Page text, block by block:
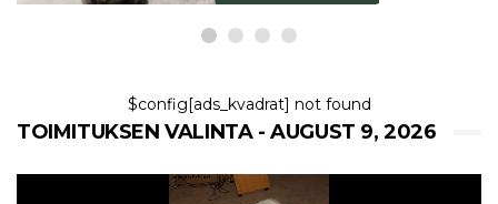
$config[ads_kvadrat] not found
TOIMITUKSEN VALINTA - AUGUST 9, 2026